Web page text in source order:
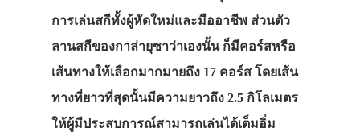
การเล่นสกีทั้งผู้หัดใหม่และมืออาชีพ ส่วนตัว
ลานสกีของกาล่ายุซาว่าเองนั้น ก็มีคอร์สหรือ
เส้นทางให้เลือกมากมายถึง 17 คอร์ส โดยเส้น
ทางที่ยาวที่สุดนั้นมีความยาวถึง 2.5 กิโลเมตร
ให้ผู้มีประสบการณ์สามารถเล่นได้เต็มอิ่ม